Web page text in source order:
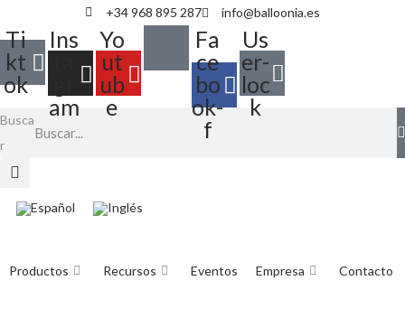
+34 968 895 287 info@balloonia.es
Ti
kt
ok
Ins
am
Yo
ut
ub
e
Fa
ce
bo
ok-
f
Us
er-
loc
k
Busca
r
Productos Recursos Eventos Empresa Contacto